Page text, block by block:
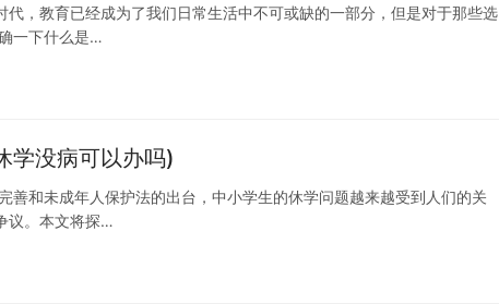
，教育已经成为了我们日常生活中不可或缺的一部分，但是对于那些选
一下什么是…
学没病可以办吗)
和未成年人保护法的出台，中小学生的休学问题越来越受到人们的关
议。本文将探…